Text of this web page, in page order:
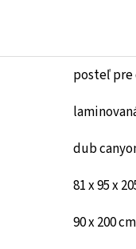
posteľ pre
dub
81 x 95 x
90 x 200 cm